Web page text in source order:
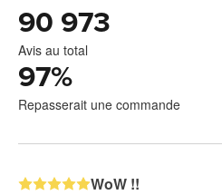
90 973
Avis au total
97%
Repasserait une commande
WoW !!